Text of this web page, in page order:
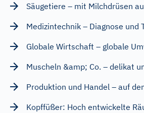
Säugetiere – mit Milchdrüsen
Medizintechnik – Diagnose und
Globale Wirtschaft – globale
Muscheln &amp; Co. – delikat
Produktion und Handel – auf
Kopffüßer: Hoch entwickelte